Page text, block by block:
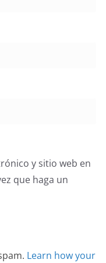
y sitio web en
que haga un
Learn how your